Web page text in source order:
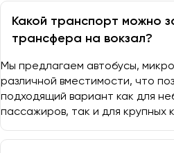
Какой транспорт можно
трансфера на вокзал?
Мы предлагаем автобусы,
различной вместимости, что
подходящий вариант как для
пассажиров, так и для крупных